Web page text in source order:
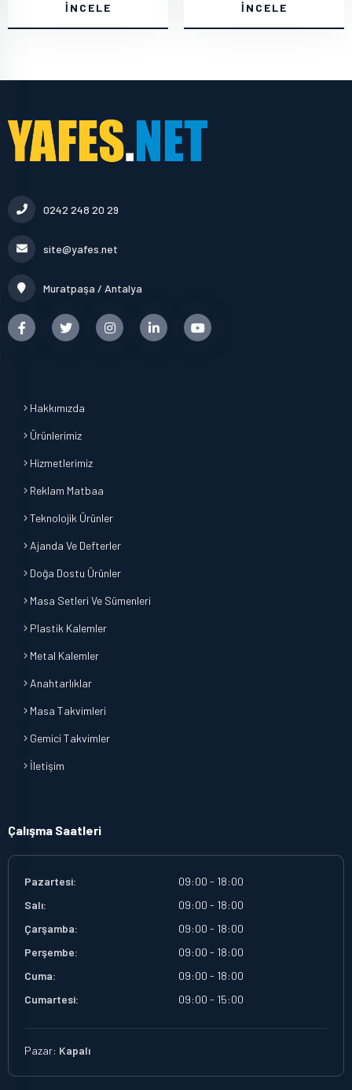
İNCELE İNCELE
0242 248 20 29
site@yafes.net
Muratpaşa / Antalya
Hakkımızda
Ürünlerimiz
Hizmetlerimiz
Reklam Matbaa
Teknolojik Ürünler
Ajanda Ve Defterler
Doğa Dostu Ürünler
Masa Setleri Ve Sümenleri
Plastik Kalemler
Metal Kalemler
Anahtarlıklar
Masa Takvimleri
Gemici Takvimler
İletişim
Çalışma Saatleri
Pazartesi:
09:00 - 18:00
Salı:
09:00 - 18:00
Çarşamba:
09:00 - 18:00
Perşembe:
09:00 - 18:00
Cuma:
09:00 - 18:00
Cumartesi:
09:00 - 15:00
Pazar: Kapalı